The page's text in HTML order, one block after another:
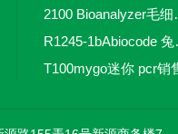
2100
T100mygo迷你 pcr销